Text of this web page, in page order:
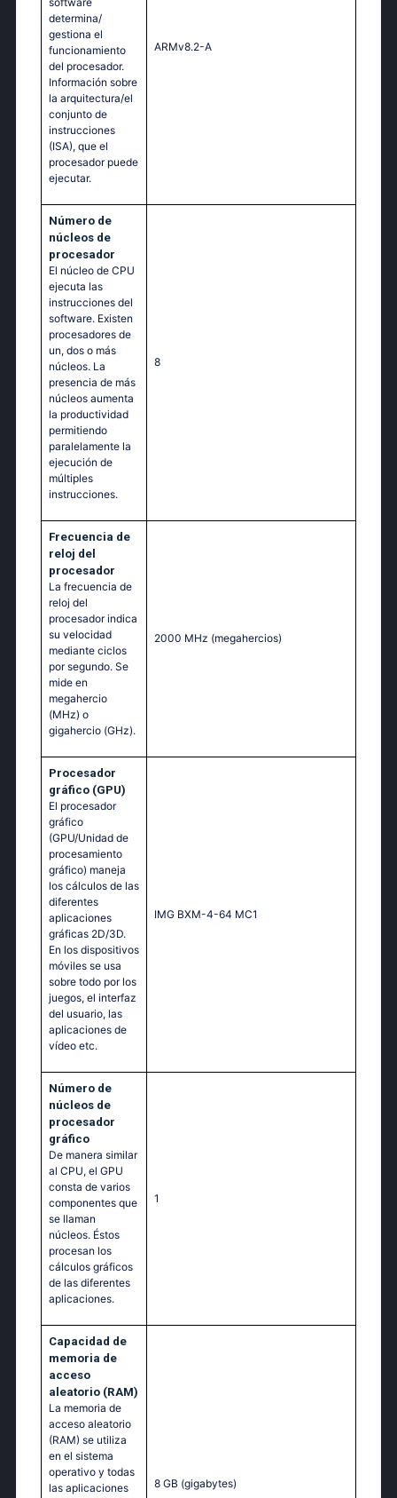
determina/
gestiona el
funcionamiento
del procesador.
Información sobre
la arquitectura/el
conjunto de
instrucciones
(ISA), que el
procesador puede
ejecutar.
ARMv8.2-A
Número de
núcleos de
procesador
El núcleo de CPU
ejecuta las
instrucciones del
software. Existen
procesadores de
un, dos o más
núcleos. La
presencia de más
núcleos aumenta
la productividad
permitiendo
paralelamente la
ejecución de
múltiples
instrucciones.
8
Frecuencia de
reloj del
procesador
La frecuencia de
reloj del
procesador indica
su velocidad
mediante ciclos
por segundo. Se
mide en
megahercio
(MHz) o
gigahercio (GHz).
2000 MHz (megahercios)
Procesador
gráfico (GPU)
El procesador
gráfico
(GPU/Unidad de
procesamiento
gráfico) maneja
los cálculos de las
diferentes
aplicaciones
gráficas 2D/3D.
En los dispositivos
móviles se usa
sobre todo por los
juegos, el interfaz
del usuario, las
aplicaciones de
vídeo etc.
IMG BXM-4-64 MC1
Número de
núcleos de
procesador
gráfico
De manera similar
al CPU, el GPU
consta de varios
componentes que
se llaman
núcleos. Éstos
procesan los
cálculos gráficos
de las diferentes
aplicaciones.
1
Capacidad de
memoria de
acceso
aleatorio (RAM)
La memoria de
acceso aleatorio
(RAM) se utiliza
en el sistema
operativo y todas
las aplicaciones
8 GB (gigabytes)